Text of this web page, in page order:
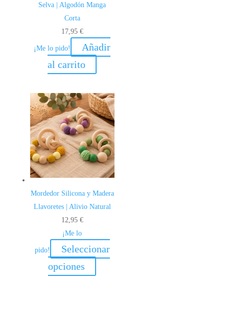
Selva | Algodón Manga
Corta
17,95 €
¡Me lo pido!
Añadir
al carrito
Mordedor Silicona y Madera
Llavoretes | Alivio Natural
12,95 €
¡Me lo
pido!
Seleccionar
opciones
producto